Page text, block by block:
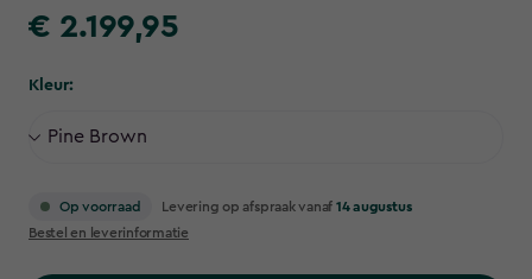
€
€ 2.199,95
Kleur:
Op voorraad Levering op afspraak vanaf 14 augustus
Bestel en leverinformatie